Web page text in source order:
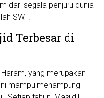
dari segala penjuru dunia
SWT.
Terbesar di
yang merupakan
mampu menampung